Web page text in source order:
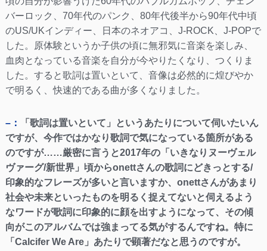
バーロック、70年代のパンク、80年代後半から90年代中頃
のUS/UKインディー、日本のネオアコ、J-ROCK、J-POPで
した。原体験というか子供の頃に無邪気に音楽を楽しみ、
血肉となっている音楽を自分が今やりたくなり、つくりま
した。すると歌詞は置いといて、音像は必然的に煌びやか
で明るく、快速的である曲が多くなりました。
–：
「歌詞は置いといて」というあたりについて伺いたいん
ですが、今作ではかなり歌詞で気になっている箇所がある
のですが……厳密に言うと2017年の「いきなりヌーヴェル
ヴァーグ/新世界」頃からonettさんの歌詞にどきっとする/
印象的なフレーズが多いと言いますか、onettさんがあまり
社会や未来といったものを明るく捉えてないと伺えるよう
なワードが歌詞に印象的に顔を出すようになって、その傾
向がこのアルバムでは強まってる気がするんですね。特に
「Calcifer We Are」あたりで顕著だなと思うのですが。